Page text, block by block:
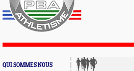
QUI SOMMES NOUS